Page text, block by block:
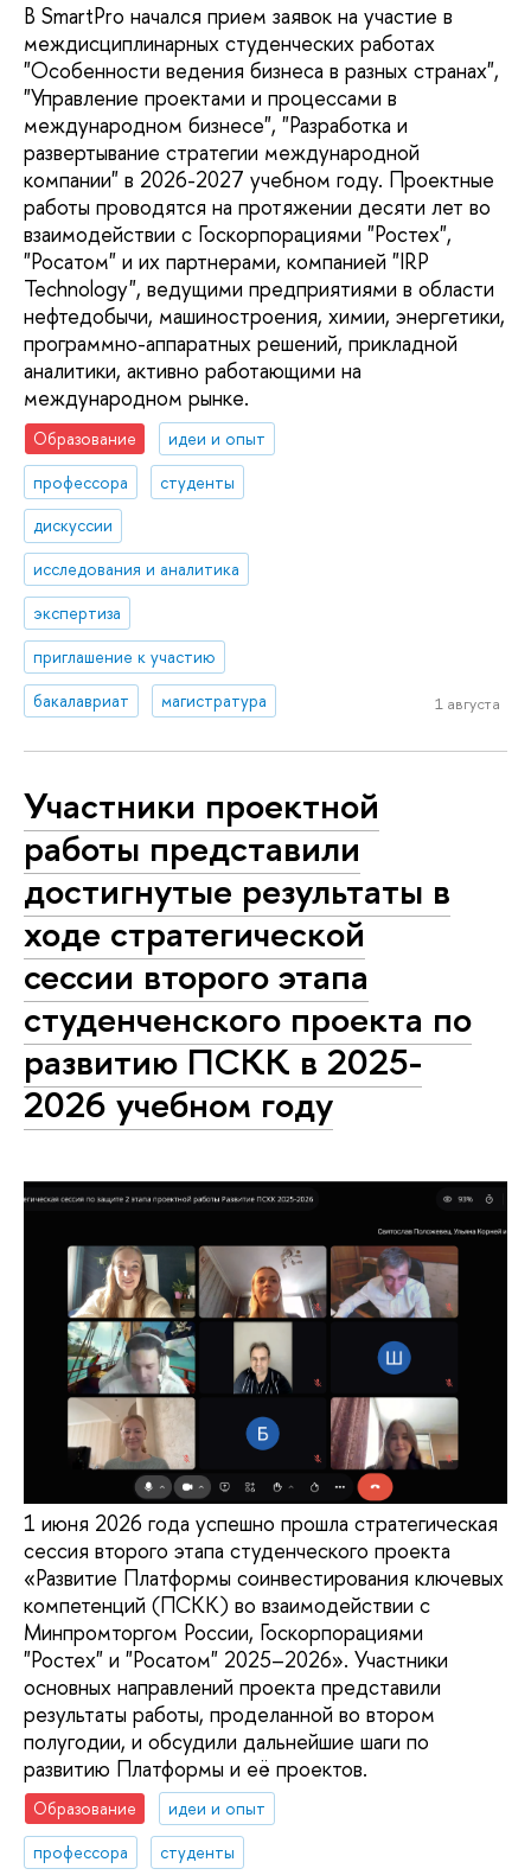
В SmartPro начался прием заявок на участие в
междисциплинарных студенческих работах
"Особенности ведения бизнеса в разных странах",
"Управление проектами и процессами в
международном бизнесе", "Разработка и
развертывание стратегии международной
компании" в 2026-2027 учебном году. Проектные
работы проводятся на протяжении десяти лет во
взаимодействии с Госкорпорациями "Ростех",
"Росатом" и их партнерами, компанией "IRP
Technology", ведущими предприятиями в области
нефтедобычи, машиностроения, химии, энергетики,
программно-аппаратных решений, прикладной
аналитики, активно работающими на
международном рынке.
Образование
идеи и опыт
профессора
студенты
дискуссии
исследования и аналитика
экспертиза
приглашение к участию
бакалавриат
магистратура 1 августа
Участники проектной
работы представили
достигнутые результаты в
ходе стратегической
сессии второго этапа
студенченского проекта по
развитию ПСКК в 2025-
2026 учебном году
1 июня 2026 года успешно прошла стратегическая
сессия второго этапа студенческого проекта
«Развитие Платформы соинвестирования ключевых
компетенций (ПСКК) во взаимодействии с
Минпромторгом России, Госкорпорациями
"Ростех" и "Росатом" 2025–2026». Участники
основных направлений проекта представили
результаты работы, проделанной во втором
полугодии, и обсудили дальнейшие шаги по
развитию Платформы и её проектов.
Образование
идеи и опыт
профессора
студенты